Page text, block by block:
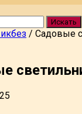
Искать
/ Садовые